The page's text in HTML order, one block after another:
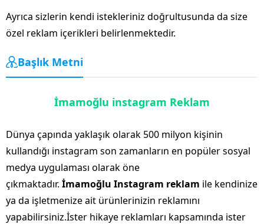
Ayrıca sizlerin kendi istekleriniz doğrultusunda da size
özel reklam içerikleri belirlenmektedir.
Başlık Metni
İmamoğlu instagram Reklam
Dünya çapında yaklaşık olarak 500 milyon kişinin
kullandığı instagram son zamanların en popüler sosyal
medya uygulaması olarak öne
çıkmaktadır. İmamoğlu Instagram reklam ile kendinize
ya da işletmenize ait ürünlerinizin reklamını
yapabilirsiniz.İster hikaye reklamları kapsamında ister